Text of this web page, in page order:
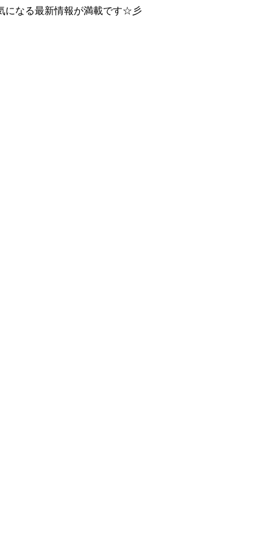
になる最新情報が満載です☆彡